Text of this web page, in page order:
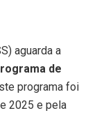
aguarda a
de
programa foi
2025 e pela